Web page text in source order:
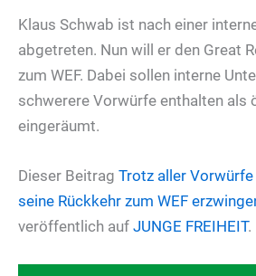
Klaus Schwab ist nach einer
abgetreten. Nun will er den Great
zum WEF. Dabei sollen interne
schwerere Vorwürfe enthalten als
eingeräumt.
Dieser Beitrag Trotz aller Vorwürfe
seine Rückkehr zum WEF
veröffentlich auf JUNGE FREIHEIT.